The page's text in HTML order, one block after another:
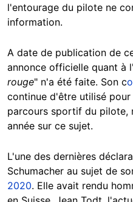
l'entourage du pilote ne
information.
A date de publication de
annonce officielle quant à
rouge" n'a été faite. Son c
continue d'être utilisé pour
parcours sportif du pilote,
année sur ce sujet.
L'une des dernières
Schumacher au sujet de
2020. Elle avait rendu